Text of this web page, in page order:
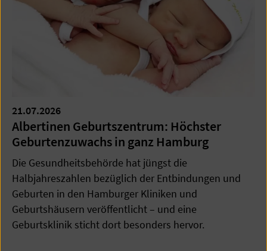
21.07.2026
Albertinen Geburtszentrum: Höchster
Geburtenzuwachs in ganz Hamburg
Die Gesundheitsbehörde hat jüngst die
Halbjahreszahlen bezüglich der Entbindungen und
Geburten in den Hamburger Kliniken und
Geburtshäusern veröffentlicht – und eine
Geburtsklinik sticht dort besonders hervor.